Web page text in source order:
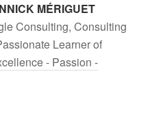
MÉRIGUET
Consulting, Consulting
Learner of
- Passion -